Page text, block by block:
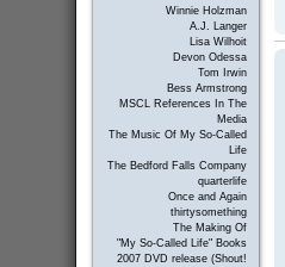
Winnie Holzman
A.J. Langer
Lisa Wilhoit
Devon Odessa
Tom Irwin
Bess Armstrong
MSCL References In The
Media
The Music Of My So-Called
Life
The Bedford Falls Company
quarterlife
Once and Again
thirtysomething
The Making Of
"My So-Called Life" Books
2007 DVD release (Shout!